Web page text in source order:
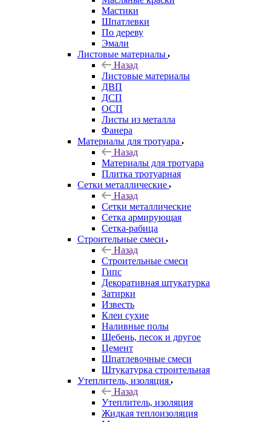
Мастики
Шпатлевки
По дереву
Эмали
Листовые материалы
Назад
Листовые материалы
ДВП
ДСП
ОСП
Листы из металла
Фанера
Материалы для тротуара
Назад
Материалы для тротуара
Плитка тротуарная
Сетки металлические
Назад
Сетки металлические
Сетка армирующая
Сетка-рабица
Строительные смеси
Назад
Строительные смеси
Гипс
Декоративная штукатурка
Затирки
Известь
Клеи сухие
Наливные полы
Щебень, песок и другое
Цемент
Шпатлевочные смеси
Штукатурка строительная
Утеплитель, изоляция
Назад
Утеплитель, изоляция
Жидкая теплоизоляция